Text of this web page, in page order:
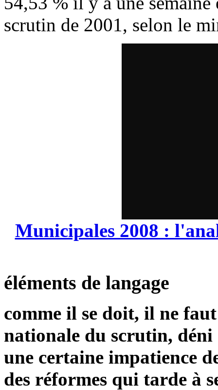
scrutin de 2001, selon le
Municipales 2008 :
éléments de langage
comme il se doit, il ne
nationale du scrutin,
une certaine impatience
des réformes qui tarde à